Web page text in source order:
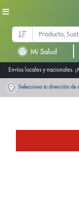
Envíos locales y nacionales.
Selecciona tu dirección de